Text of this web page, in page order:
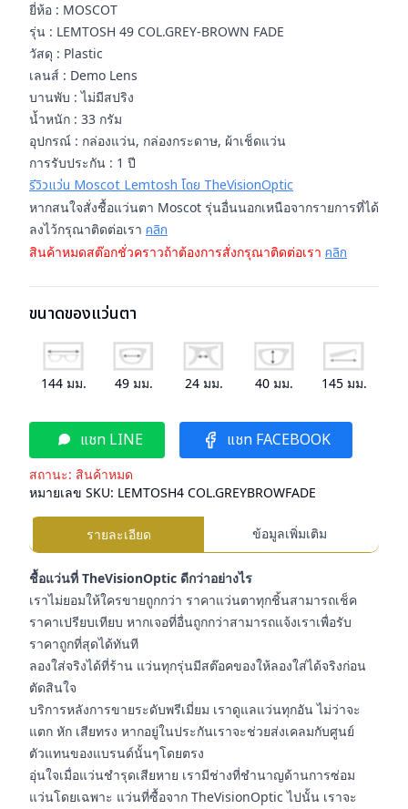
ยี่ห้อ : MOSCOT
รุ่น : LEMTOSH 49 COL.GREY-BROWN FADE
วัสดุ : Plastic
เลนส์ : Demo Lens
บานพับ : ไม่มีสปริง
น้ำหนัก : 33 กรัม
อุปกรณ์ : กล่องแว่น, กล่องกระดาษ, ผ้าเช็ดแว่น
การรับประกัน : 1 ปี
รีวิวแว่น Moscot Lemtosh โดย TheVisionOptic
หากสนใจสั่งชื้อแว่นตา Moscot รุ่นอื่นนอกเหนือจากรายการที่ได้
ลงไว้กรุณาติดต่อเรา คลิก
สินค้าหมดสต๊อกชั่วคราวถ้าต้องการสั่งกรุณาติดต่อเรา คลิก
ขนาดของแว่นตา
144 มม. 49 มม. 24มม. 40มม. 145มม.
แชท LINE แชท FACEBOOK
สถานะ: สินค้าหมด
หมายเลข SKU: LEMTOSH4 COL.GREYBROWFADE
รายละเอียด ข้อมูลเพิ่มเติม
ชื้อแว่นที่ TheVisionOptic ดีกว่าอย่างไร
เราไม่ยอมให้ใครขายถูกกว่า ราคาแว่นตาทุกชิ้นสามารถเช็ค
ราคาเปรียบเทียบ หากเจอที่อื่นถูกกว่าสามารถแจ้งเราเพื่อรับ
ราคาถูกที่สุดได้ทันที
ลองใส่จริงได้ที่ร้าน แว่นทุกรุ่นมีสต๊อคของให้ลองใส่ได้จริงก่อน
ตัดสินใจ
บริการหลังการขายระดับพรีเมี่ยม เราดูแลแว่นทุกอัน ไม่ว่าจะ
แตก หัก เสียทรง หากอยู่ในประกันเราจะช่วยส่งเคลมกับศูนย์
ตัวแทนของแบรนด์นั้นๆโดยตรง
อุ่นใจเมื่อแว่นชำรุดเสียหาย เรามีช่างที่ชำนาญด้านการซ่อม
แว่นโดยเฉพาะ แว่นที่ซื้อจาก TheVisionOptic ไปนั้น เราจะ